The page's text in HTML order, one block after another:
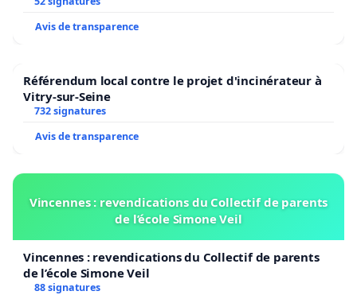
Avis de transparence
Référendum local contre le projet d'incinérateur à
Vitry-sur-Seine
732 signatures
Avis de transparence
Vincennes : revendications du Collectif de parents
de l’école Simone Veil
Vincennes : revendications du Collectif de parents
de l’école Simone Veil
88 signatures